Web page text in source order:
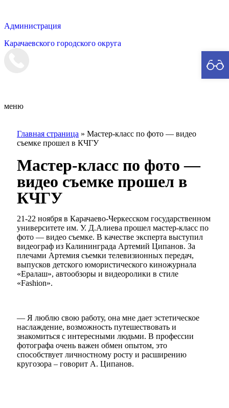
Администрация
Карачаевского городского округа
меню
Главная страница » Мастер-класс по фото — видео
съемке прошел в КЧГУ
Мастер-класс по фото —
видео съемке прошел в
КЧГУ
21-22 ноября в Карачаево-Черкесском государственном
университете им. У. Д.Алиева прошел мастер-класс по
фото — видео съемке. В качестве эксперта выступил
видеограф из Калининграда Артемий Ципанов. За
плечами Артемия съемки телевизионных передач,
выпусков детского юмористического киножурнала
«Ералаш», автообзоры и видеоролики в стиле
«Fashion».
— Я люблю свою работу, она мне дает эстетическое
наслаждение, возможность путешествовать и
знакомиться с интересными людьми. В профессии
фотографа очень важен обмен опытом, это
способствует личностному росту и расширению
кругозора – говорит А. Ципанов.